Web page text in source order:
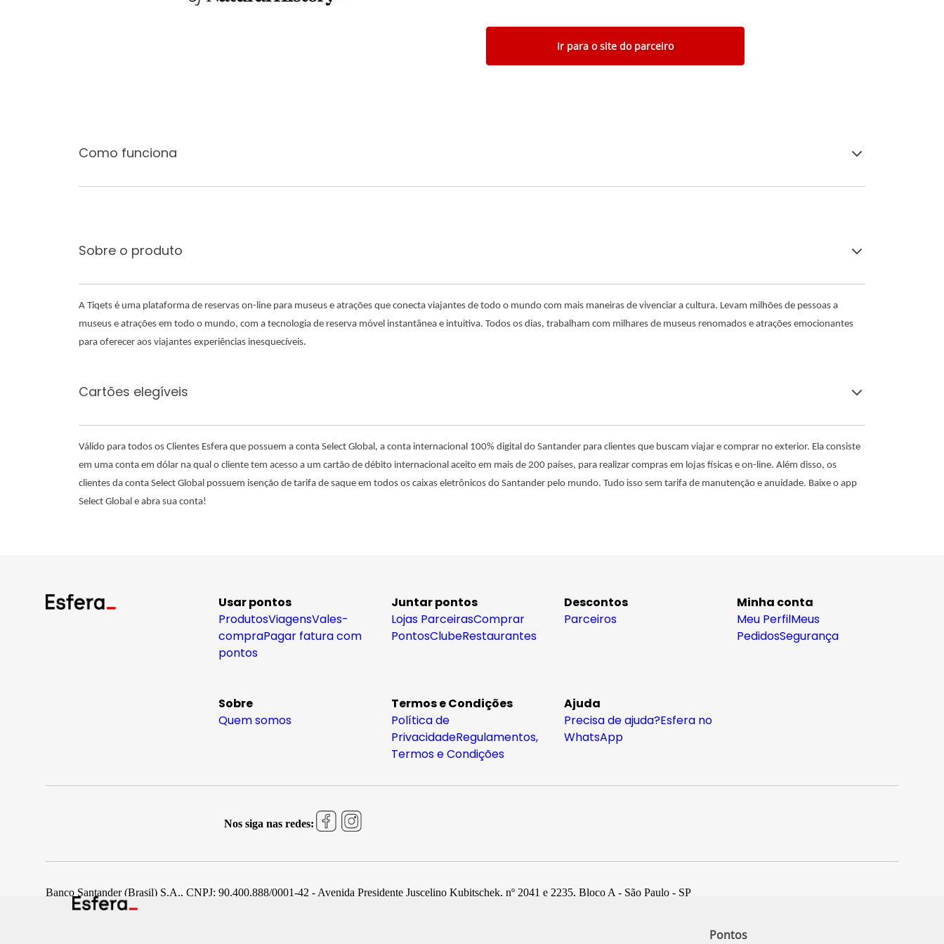
Pontos
Ir para o site do parceiro
Como funciona
Sobre o produto
A Tiqets é uma plataforma de reservas on-line para museus e atrações que conecta viajantes de todo o mundo com mais maneiras de vivenciar a cultura. Levam milhões de pessoas a
museus e atrações em todo o mundo, com a tecnologia de reserva móvel instantânea e intuitiva. Todos os dias, trabalham com milhares de museus renomados e atrações emocionantes
para oferecer aos viajantes experiências inesquecíveis.
Cartões elegíveis
Válido para todos os Clientes Esfera que possuem a conta Select Global, a conta internacional 100% digital do Santander para clientes que buscam viajar e comprar no exterior. Ela consiste
em uma conta em dólar na qual o cliente tem acesso a um cartão de débito internacional aceito em mais de 200 países, para realizar compras em lojas físicas e on-line. Além disso, os
clientes da conta Select Global possuem isenção de tarifa de saque em todos os caixas eletrônicos do Santander pelo mundo. Tudo isso sem tarifa de manutenção e anuidade. Baixe o app
Select Global e abra sua conta!
Usar pontos
ProdutosViagensVales-
compraPagar fatura com
pontos
Juntar pontos
Lojas ParceirasComprar
PontosClubeRestaurantes
Descontos
Parceiros
Minha conta
Meu PerfilMeus
PedidosSegurança
Sobre
Quem somos
Termos e Condições
Política de
PrivacidadeRegulamentos,
Termos e Condições
Ajuda
Precisa de ajuda?Esfera no
WhatsApp
Nos siga nas redes:
Banco Santander (Brasil) S.A., CNPJ: 90.400.888/0001-42 - Avenida Presidente Juscelino Kubitschek, nº 2041 e 2235, Bloco A - São Paulo - SP